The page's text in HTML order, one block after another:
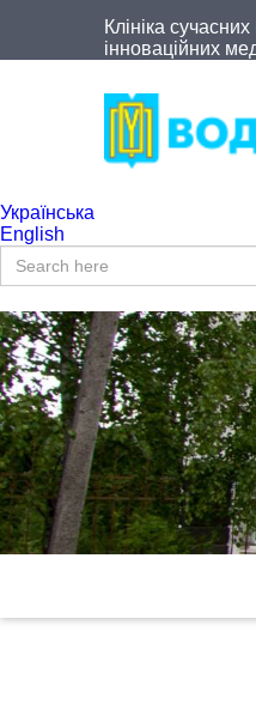
Клініка
інноваційних
Українська
English
Пошук